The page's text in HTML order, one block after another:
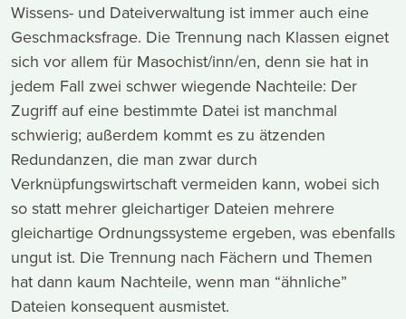
Wissens- und Dateiverwaltung ist immer auch eine
Geschmacksfrage. Die Trennung nach Klassen eignet
sich vor allem für Masochist/inn/en, denn sie hat in
jedem Fall zwei schwer wiegende Nachteile: Der
Zugriff auf eine bestimmte Datei ist manchmal
schwierig; außerdem kommt es zu ätzenden
Redundanzen, die man zwar durch
Verknüpfungswirtschaft vermeiden kann, wobei sich
so statt mehrer gleichartiger Dateien mehrere
gleichartige Ordnungssysteme ergeben, was ebenfalls
ungut ist. Die Trennung nach Fächern und Themen
hat dann kaum Nachteile, wenn man “ähnliche”
Dateien konsequent ausmistet.